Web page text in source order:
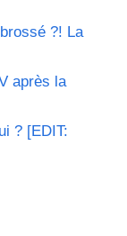
?! La
après la
? [EDIT: